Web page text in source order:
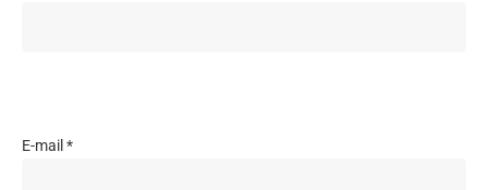
E-mail *